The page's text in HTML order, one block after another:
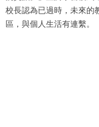
校長認為已過時，未來的
區，與個人生活有連繫。